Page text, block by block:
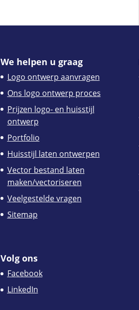
We helpen u graag
Logo ontwerp aanvragen
Ons logo ontwerp proces
Prijzen logo- en huisstijl
ontwerp
Portfolio
Huisstijl laten ontwerpen
Vector bestand laten
maken/vectoriseren
Veelgestelde vragen
Sitemap
Volg ons
Facebook
LinkedIn